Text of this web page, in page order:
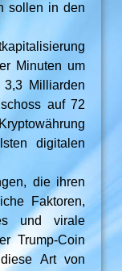
sollen in den
Minuten um
Milliarden
auf 72
digitalen
die ihren
Faktoren,
und virale
Trump-Coin
Art von